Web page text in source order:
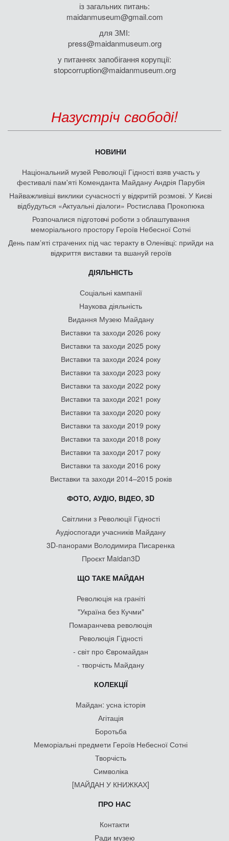
із загальних питань:
maidanmuseum@gmail.com
для ЗМІ:
press@maidanmuseum.org
у питаннях запобігання корупції:
stopcorruption@maidanmuseum.org
Назустріч свободі!
НОВИНИ
Національний музей Революції Гідності взяв участь у
фестивалі пам'яті Коменданта Майдану Андрія Парубія
Найважливіші виклики сучасності у відкритій розмові. У Києві
відбудуться «Актуальні діалоги» Ростислава Прокопюка
Розпочалися підготовчі роботи з облаштування
меморіального простору Героїв Небесної Сотні
День памʼяті страчених під час теракту в Оленівці: прийди на
відкриття виставки та вшануй героїв
ДІЯЛЬНІСТЬ
Соціальні кампанії
Наукова діяльність
Видання Музею Майдану
Виставки та заходи 2026 року
Виставки та заходи 2025 року
Виставки та заходи 2024 року
Виставки та заходи 2023 року
Виставки та заходи 2022 року
Виставки та заходи 2021 року
Виставки та заходи 2020 року
Виставки та заходи 2019 року
Виставки та заходи 2018 року
Виставки та заходи 2017 року
Виставки та заходи 2016 року
Виставки та заходи 2014–2015 років
ФОТО, АУДІО, ВІДЕО, 3D
Світлини з Революції Гідності
Аудіоспогади учасників Майдану
3D-панорами Володимира Писаренка
Проєкт Maidan3D
ЩО ТАКЕ МАЙДАН
Революція на граніті
"Україна без Кучми"
Помаранчева революція
Революція Гідності
- світ про Євромайдан
- творчість Майдану
КОЛЕКЦІЇ
Майдан: усна історія
Агітація
Боротьба
Меморіальні предмети Героїв Небесної Сотні
Творчість
Символіка
[МАЙДАН У КНИЖКАХ]
ПРО НАС
Контакти
Ради музею